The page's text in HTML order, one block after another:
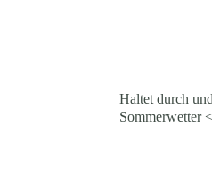
Haltet durch
Sommerwetter